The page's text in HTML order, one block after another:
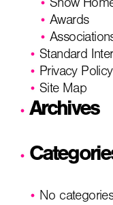
Show
Awards
Standard
Privacy Policy
Site Map
Archives
No